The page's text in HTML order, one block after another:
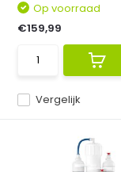
Vergelijk
Op voorraad
€159,99